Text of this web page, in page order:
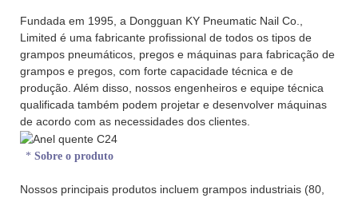
Fundada em 1995, a Dongguan KY Pneumatic Nail Co.,
Limited é uma fabricante profissional de todos os tipos de
grampos pneumáticos, pregos e máquinas para fabricação de
grampos e pregos, com forte capacidade técnica e de
produção. Além disso, nossos engenheiros e equipe técnica
qualificada também podem projetar e desenvolver máquinas
de acordo com as necessidades dos clientes.
* Sobre o produto
Nossos principais produtos incluem grampos industriais (80,